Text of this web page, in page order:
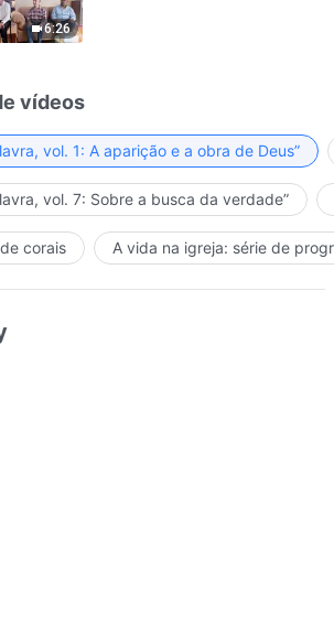
6:26
vídeos
vol. 1: A aparição e a obra de Deus”
vol. 7: Sobre a busca da verdade”
corais A vida na igreja: série de